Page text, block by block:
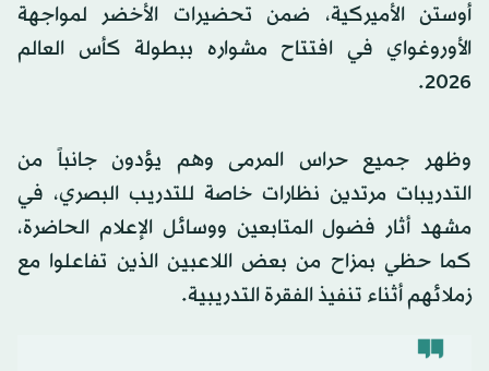
أوستن الأميركية، ضمن تحضيرات الأخضر لمواجهة
الأوروغواي في افتتاح مشواره ببطولة كأس العالم
2026.
وظهر جميع حراس المرمى وهم يؤدون جانباً من
التدريبات مرتدين نظارات خاصة للتدريب البصري، في
مشهد أثار فضول المتابعين ووسائل الإعلام الحاضرة،
كما حظي بمزاح من بعض اللاعبين الذين تفاعلوا مع
زملائهم أثناء تنفيذ الفقرة التدريبية.